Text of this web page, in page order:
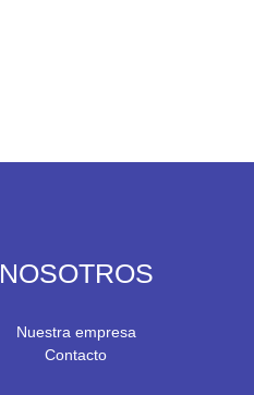
NOSOTROS
Nuestra empresa
Contacto